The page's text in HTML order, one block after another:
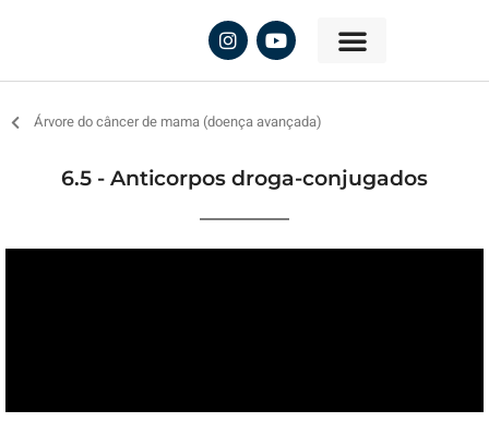
Árvore do câncer de mama (doença avançada)
6.5 - Anticorpos droga-conjugados